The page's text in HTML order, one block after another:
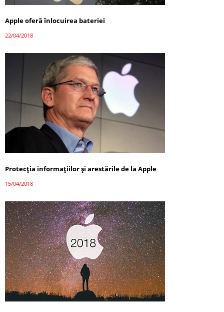
Apple oferă înlocuirea bateriei
22/04/2018
Protecția informațiilor și arestările de la Apple
15/04/2018